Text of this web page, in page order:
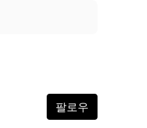
팔로우